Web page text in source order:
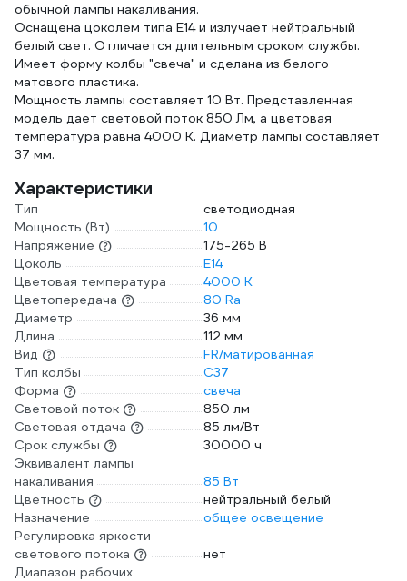
обычной лампы накаливания.
Оснащена цоколем типа Е14 и излучает нейтральный
белый cвет. Отличается длительным сроком службы.
Имеет форму колбы "свеча" и сделана из белого
матового пластика.
Мощность лампы составляет 10 Вт. Представленная
модель дает световой поток 850 Лм, а цветовая
температура равна 4000 K. Диаметр лампы составляет
37 мм.
Характеристики
Тип
светодиодная
Мощность (Вт)
10
Напряжение
175-265 В
Цоколь
E14
Цветовая температура
4000 К
Цветопередача
80 Ra
Диаметр
36 мм
Длина
112 мм
Вид
FR/матированная
Тип колбы
C37
Форма
свеча
Световой поток
850 лм
Световая отдача
85 лм/Вт
Срок службы
30000 ч
Эквивалент лампы
накаливания
85 Вт
Цветность
нейтральный белый
Назначение
общее освещение
Регулировка яркости
светового потока
нет
Диапазон рабочих